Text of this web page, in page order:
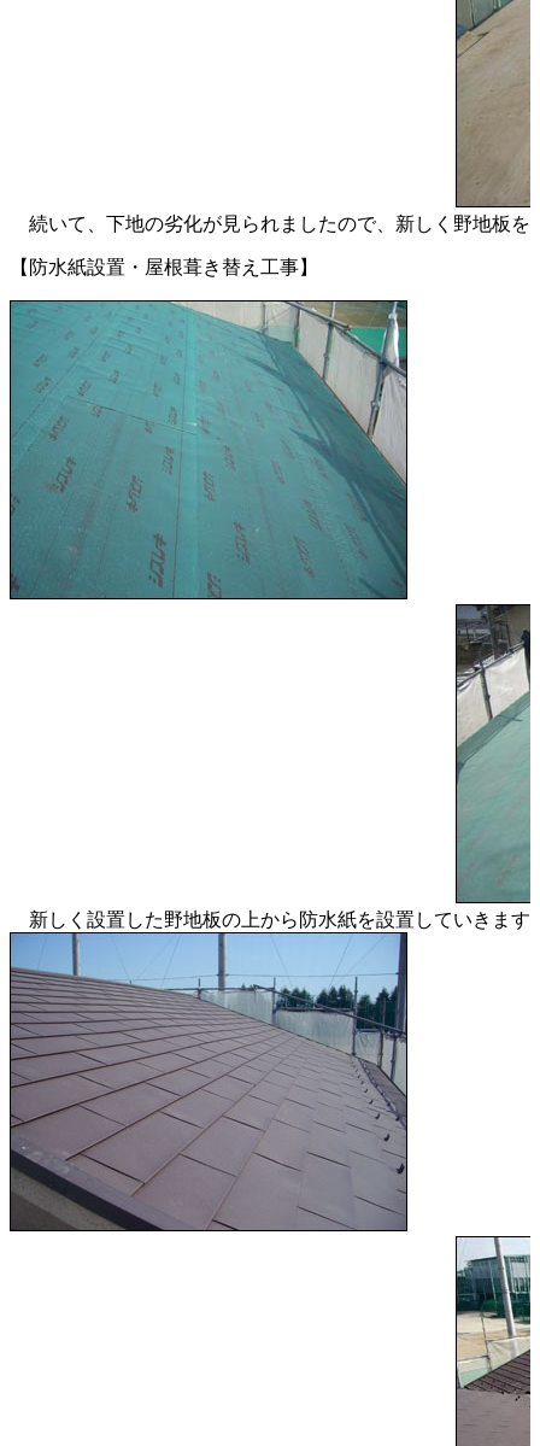
続いて、下地の劣化が見られましたので、新しく野地板を
【防水紙設置・屋根葺き替え工事】
新しく設置した野地板の上から防水紙を設置していきます